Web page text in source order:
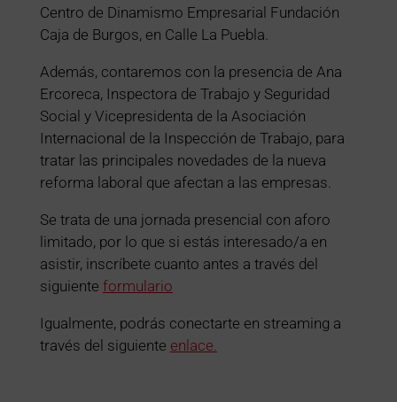
Centro de Dinamismo Empresarial Fundación
Caja de Burgos, en Calle La Puebla.
Además, contaremos con la presencia de Ana
Ercoreca, Inspectora de Trabajo y Seguridad
Social y Vicepresidenta de la Asociación
Internacional de la Inspección de Trabajo, para
tratar las principales novedades de la nueva
reforma laboral que afectan a las empresas.
Se trata de una jornada presencial con aforo
limitado, por lo que si estás interesado/a en
asistir, inscríbete cuanto antes a través del
siguiente formulario
Igualmente, podrás conectarte en streaming a
través del siguiente enlace.